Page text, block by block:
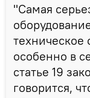
"Самая
техническое
особенно в
статье 19
говорится,